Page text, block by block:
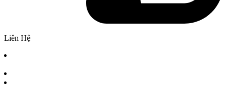
Liên Hệ